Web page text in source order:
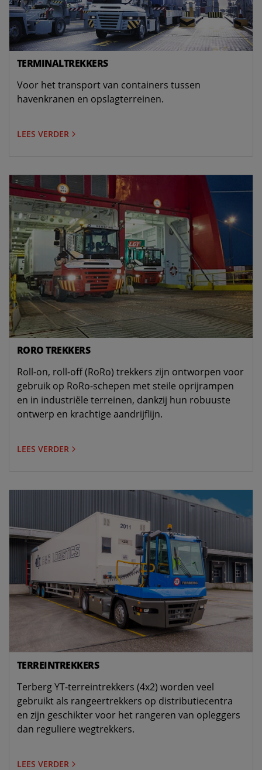
TERMINALTREKKERS
Voor het transport van containers tussen
havenkranen en opslagterreinen.
LEES VERDER
RORO TREKKERS
Roll-on, roll-off (RoRo) trekkers zijn ontworpen voor
gebruik op RoRo-schepen met steile oprijrampen
en in industriële terreinen, dankzij hun robuuste
ontwerp en krachtige aandrijflijn.
LEES VERDER
TERREINTREKKERS
Terberg YT-terreintrekkers (4x2) worden veel
gebruikt als rangeertrekkers op distributiecentra
en zijn geschikter voor het rangeren van opleggers
dan reguliere wegtrekkers.
LEES VERDER